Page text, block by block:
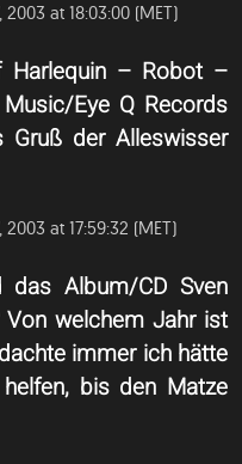
at 18:03:00 (MET)
Harlequin – Robot –
Eye Q Records
der Alleswisser
at 17:59:32 (MET)
das Album/CD Sven
welchem Jahr ist
immer ich hätte
bis den Matze